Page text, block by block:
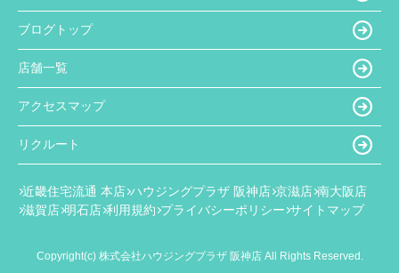
ブログトップ
店舗一覧
アクセスマップ
リクルート
近畿住宅流通 本店 ハウジングプラザ 阪神店 京滋店 南大阪店
滋賀店 明石店 利用規約 プライバシーポリシー サイトマップ
Copyright(c) 株式会社ハウジングプラザ 阪神店 All Rights Reserved.